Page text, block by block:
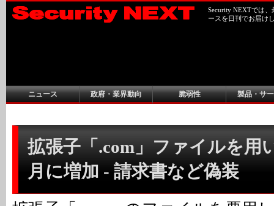
Security NEXTでは
ースを日刊でお届け
ニュース 政府・業界動向 脆弱性 製品・サ
拡張子「.com」ファイルを用
月に増加 - 請求書など偽装